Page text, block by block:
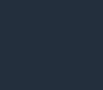
. 다음 스크린샷에서 보여준
살펴보겠습니다.